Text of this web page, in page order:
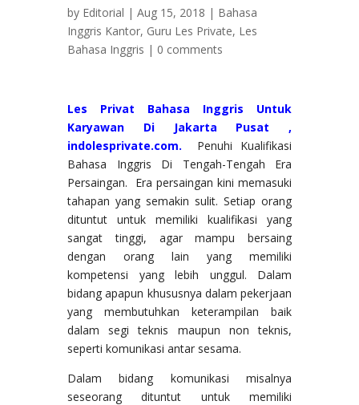
by Editorial | Aug 15, 2018 | Bahasa
Inggris Kantor, Guru Les Private, Les
Bahasa Inggris | 0 comments
Les Privat Bahasa Inggris Untuk
Karyawan Di Jakarta Pusat ,
indolesprivate.com.
Penuhi Kualifikasi
Bahasa Inggris Di Tengah-Tengah Era
Persaingan. Era persaingan kini memasuki
tahapan yang semakin sulit. Setiap orang
dituntut untuk memiliki kualifikasi yang
sangat tinggi, agar mampu bersaing
dengan orang lain yang memiliki
kompetensi yang lebih unggul. Dalam
bidang apapun khususnya dalam pekerjaan
yang membutuhkan keterampilan baik
dalam segi teknis maupun non teknis,
seperti komunikasi antar sesama.
Dalam bidang komunikasi misalnya
seseorang dituntut untuk memiliki